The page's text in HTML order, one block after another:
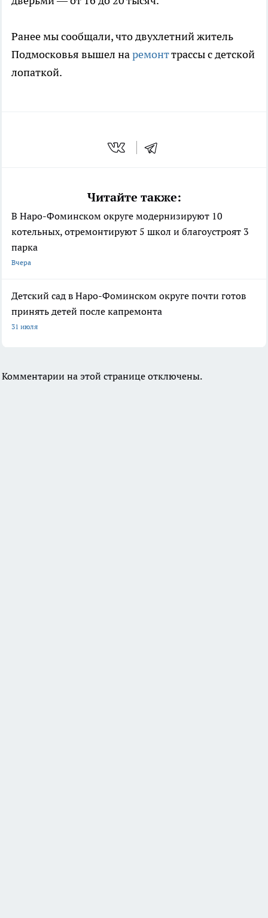
Ранее мы сообщали, что двухлетний житель
Подмосковья вышел наремонттрассы с детской
лопаткой.
Читайте также:
В Наро-Фоминском округе модернизируют 10
котельных, отремонтируют 5 школ и благоустроят 3
парка
Вчера
Детский сад в Наро-Фоминском округе почти готов
принять детей после капремонта
31 июля
Комментарии на этой странице отключены.